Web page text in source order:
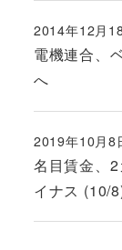
電機連合、
へ
投稿日
2014年12月
名目賃金、
イナス (10/
投稿日
2019年10月8